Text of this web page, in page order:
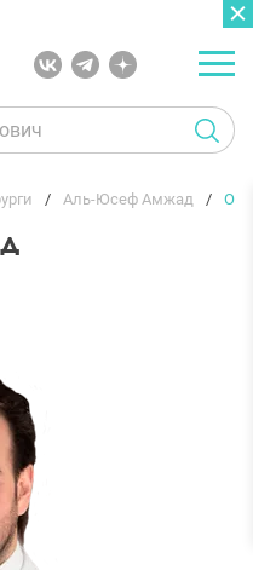
Аль-Юсеф Амжад